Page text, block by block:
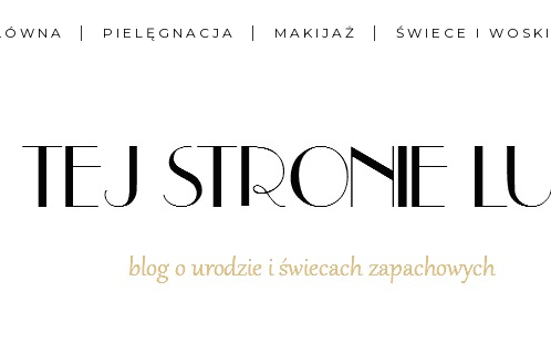
PIELĘGNACJA MAKIJAŻ ŚWIECE I WOSKI